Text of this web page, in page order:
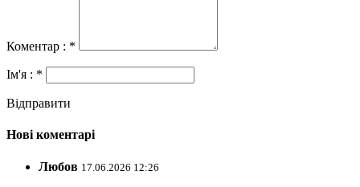
Коментар : *
Ім'я : *
Відправити
Нові коментарі
Любов 17.06.2026 12:26